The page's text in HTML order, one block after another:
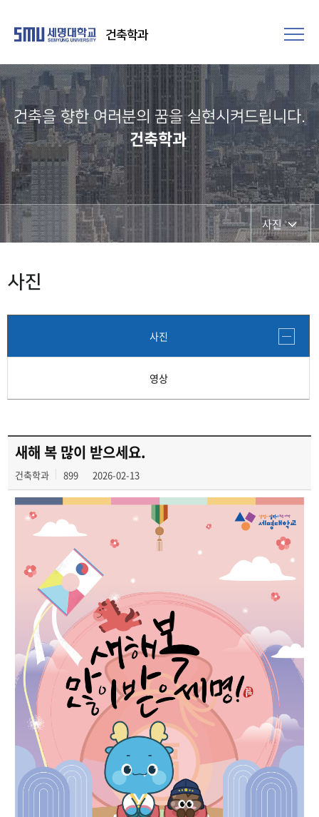
건축학과
건축을 향한 여러분의 꿈을 실현시켜드립니다.​
건축학과
사진
사진
사진
영상
새해 복 많이 받으세요.
건축학과 899 2026-02-13